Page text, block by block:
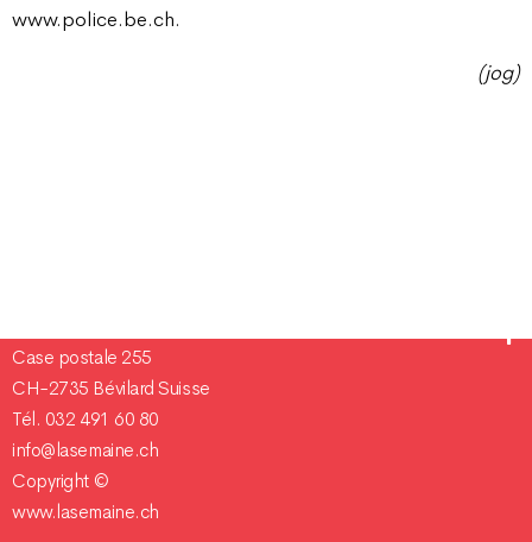
www.police.be.ch.
(jog)
Case postale 255
CH-2735 Bévilard Suisse
Tél. 032 491 60 80
info@lasemaine.ch
Copyright ©
www.lasemaine.ch